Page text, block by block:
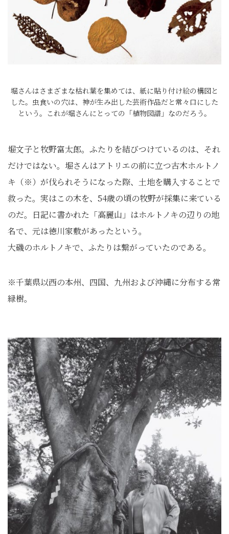
堀さんはさまざまな枯れ葉を集めては、紙に貼り付け絵の構図と
した。虫食いの穴は、神が生み出した芸術作品だと常々口にした
という。これが堀さんにとっての「植物図譜」なのだろう。
堀文子と牧野富太郎。ふたりを結びつけているのは、それ
だけではない。堀さんはアトリエの前に立つ古木ホルトノ
キ（※）が伐られそうになった際、土地を購入することで
救った。実はこの木を、54歳の頃の牧野が採集に来ている
のだ。日記に書かれた「高麗山」はホルトノキの辺りの地
名で、元は徳川家敷があったという。
大磯のホルトノキで、ふたりは繋がっていたのである。
※千葉県以西の本州、四国、九州および沖縄に分布する常
緑樹。